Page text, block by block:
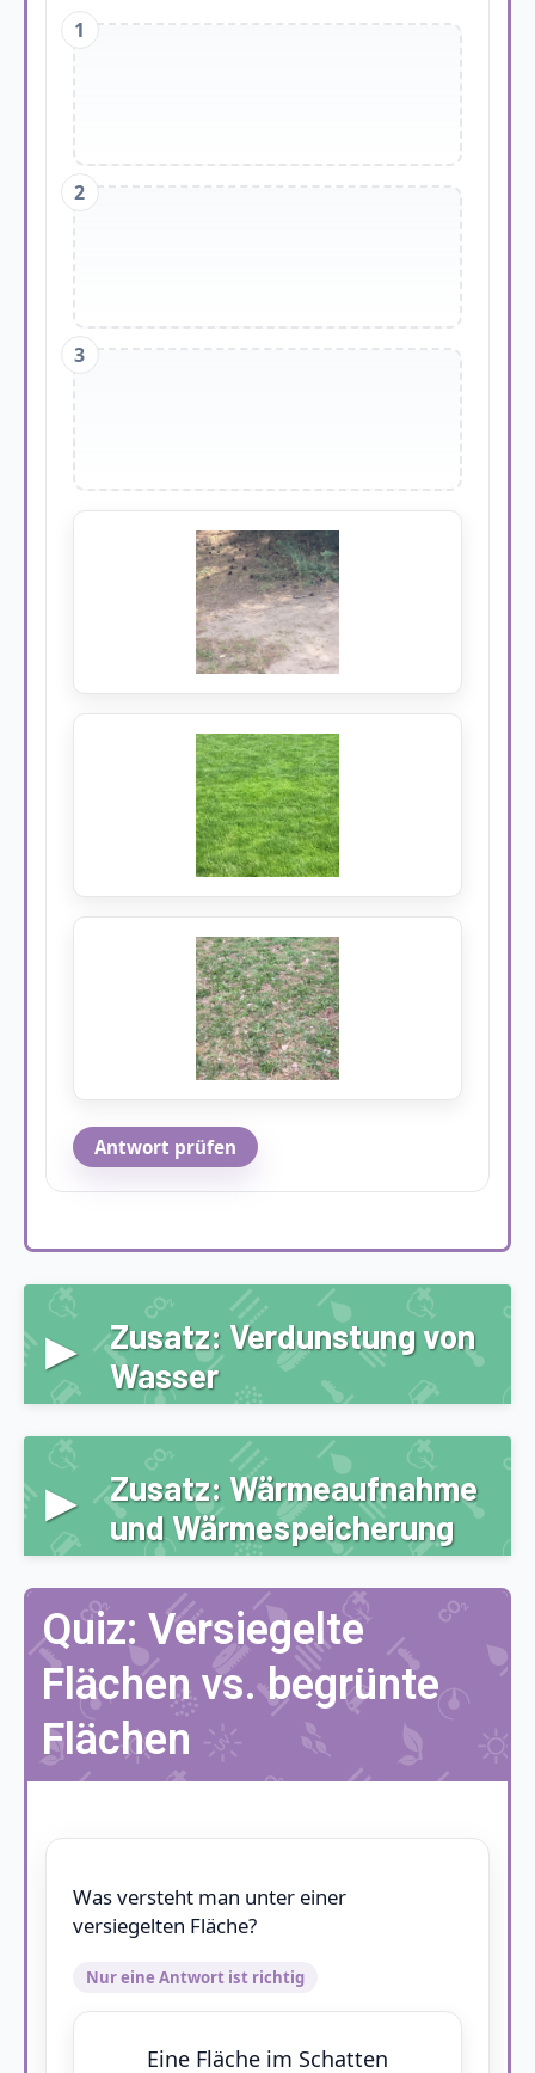
1
2
3
Antwort prüfen
▸
Zusatz: Verdunstung von
Wasser
▸
Zusatz: Wärmeaufnahme
und Wärmespeicherung
Quiz: Versiegelte
Flächen vs. begrünte
Flächen
Was versteht man unter einer
versiegelten Fläche?
Nur eine Antwort ist richtig
Eine Fläche im Schatten